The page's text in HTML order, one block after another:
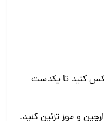
کنید تا یکدست